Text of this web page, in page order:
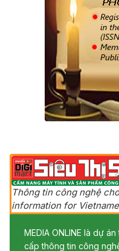
Thông tin công nghệ
information for
MEDIA ONLINE là dự
cấp thông tin công